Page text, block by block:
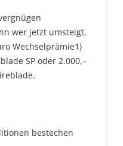
wer jetzt umsteigt,
Wechselprämie1)
SP oder 2.000,–
bestechen